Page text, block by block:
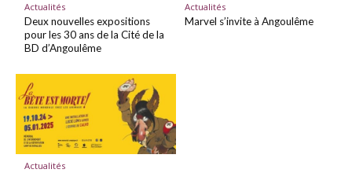
Actualités
Deux nouvelles expositions
pour les 30 ans de la Cité de la
BD d’Angoulême
Actualités
Marvel s’invite à Angoulême
Actualités